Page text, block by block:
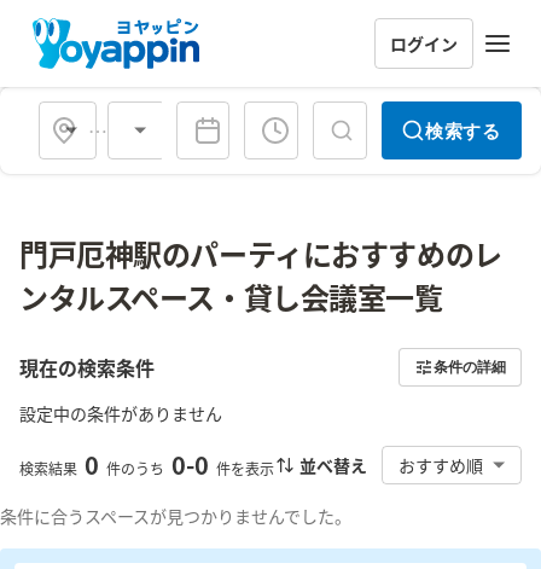
ログイン
会場タイプ 検索する
門戸厄神駅のパーティにおすすめのレ
ンタルスペース・貸し会議室一覧
現在の検索条件 条件の詳細
設定中の条件がありません
検索結果 0 件のうち 0-0 件を表示 並べ替え おすすめ順
条件に合うスペースが見つかりませんでした。